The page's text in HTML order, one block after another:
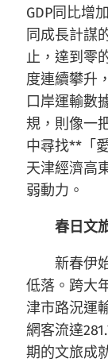
GDP同比增
同成長計謀
止，達到零
度連續攀升
口岸運輸數
規，則像一
中尋找**「
天津經濟高
弱動力。
春日文
新春伊
低落。跨大
津市路況運
網客流達
期的文旅成